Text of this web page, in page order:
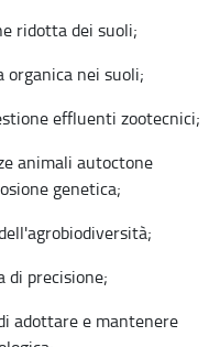
ridotta dei suoli;
nei suoli;
effluenti zootecnici;
animali autoctone
genetica;
precisione;
e mantenere